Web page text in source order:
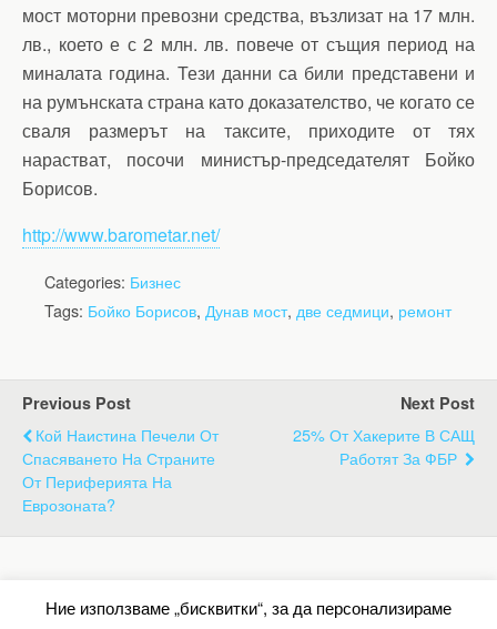
мост моторни превозни средства, възлизат на 17 млн.
лв., което е с 2 млн. лв. повече от същия период на
миналата година. Тези данни са били представени и
на румънската страна като доказателство, че когато се
сваля размерът на таксите, приходите от тях
нарастват, посочи министър-председателят Бойко
Борисов.
http://www.barometar.net/
Categories: Бизнес
Tags: Бойко Борисов, Дунав мост, две седмици, ремонт
Previous Post
Кой Наистина Печели От
Спасяването На Страните
От Периферията На
Еврозоната?
Next Post
25% От Хакерите В САЩ
Работят За ФБР
Back to top
Ние използваме „бисквитки“, за да персонализираме